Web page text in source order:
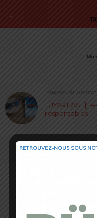
19 MAI 2022 • PAR JULIEN PICOT
JUYAR FAST [
responsables
RETROUVEZ-NOUS SOUS